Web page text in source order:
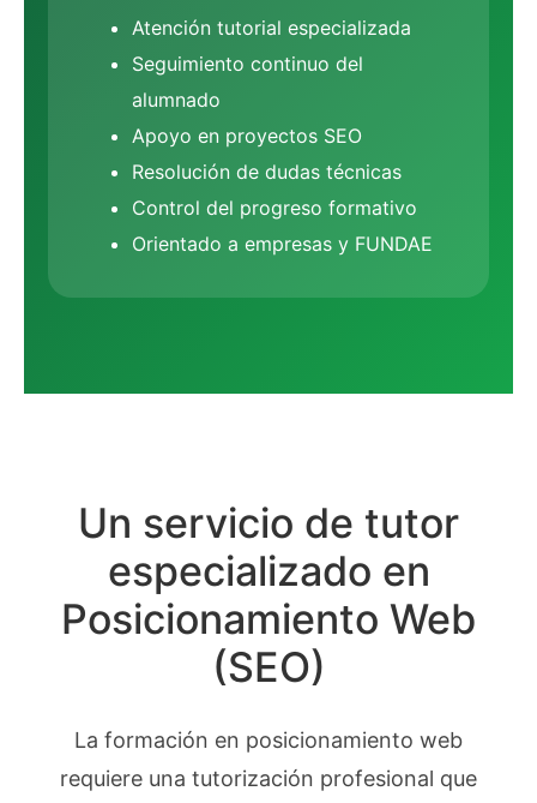
Atención tutorial especializada
Seguimiento continuo del
alumnado
Apoyo en proyectos SEO
Resolución de dudas técnicas
Control del progreso formativo
Orientado a empresas y FUNDAE
Un servicio de tutor
especializado en
Posicionamiento Web
(SEO)
La formación en posicionamiento web
requiere una tutorización profesional que